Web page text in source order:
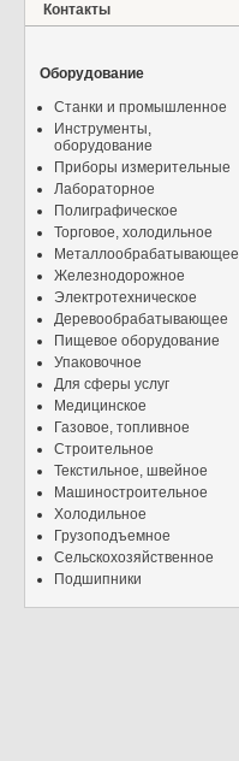
Контакты
Оборудование
Станки и промышленное
Инструменты,
оборудование
Приборы измерительные
Лабораторное
Полиграфическое
Торговое, холодильное
Металлообрабатывающее
Железнодорожное
Электротехническое
Деревообрабатывающее
Пищевое оборудование
Упаковочное
Для сферы услуг
Медицинское
Газовое, топливное
Строительное
Текстильное, швейное
Машиностроительное
Холодильное
Грузоподъемное
Сельскохозяйственное
Подшипники